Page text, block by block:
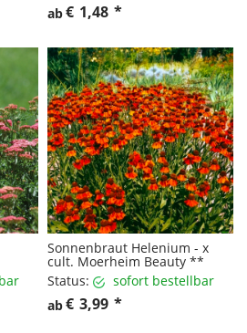
ab€ 1,48 *
Sonnenbraut Helenium - x
cult. Moerheim Beauty **
Status:
sofort bestellbar
ab€ 3,99 *